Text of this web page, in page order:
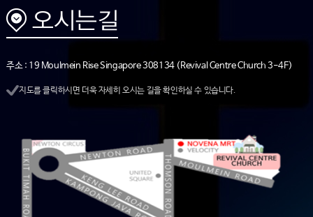
주소 : 19 Moulmein Rise Singapore 308134 (Revival Centre Church 3-4F)
지도를 클릭하시면 더욱 자세히 오시는 길을 확인하실 수 있습니다.